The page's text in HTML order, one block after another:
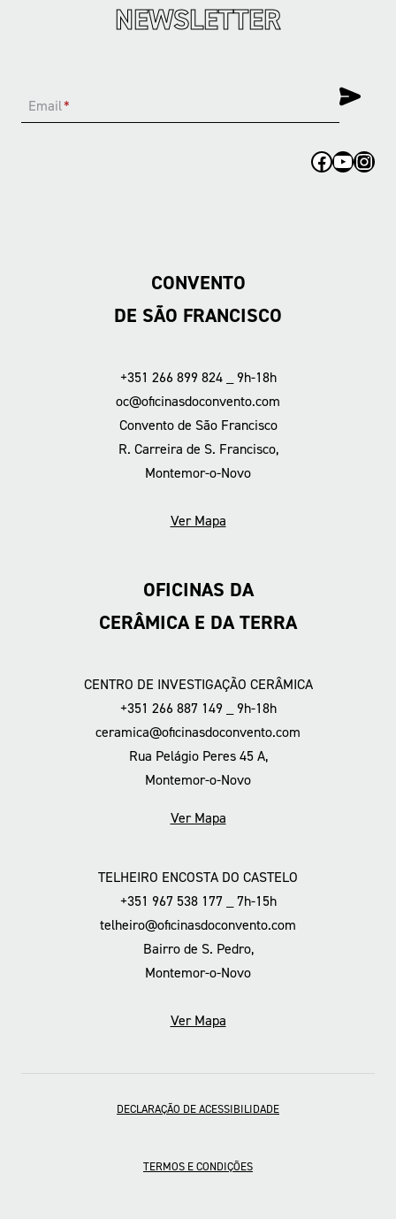
NEWSLETTER
Email*
Facebook
CONVENTO
DE SÃO FRANCISCO
+351 266 899 824 _ 9h-18h
oc@oficinasdoconvento.com
Convento de São Francisco
R. Carreira de S. Francisco,
Montemor-o-Novo
Ver Mapa
OFICINAS DA
CERÂMICA E DA TERRA
CENTRO DE INVESTIGAÇÃO CERÂMICA
+351 266 887 149 _ 9h-18h
ceramica@oficinasdoconvento.com
Rua Pelágio Peres 45 A,
Montemor-o-Novo
Ver Mapa
TELHEIRO ENCOSTA DO CASTELO
+351 967 538 177 _ 7h-15h
telheiro@oficinasdoconvento.com
Bairro de S. Pedro,
Montemor-o-Novo
Ver Mapa
DECLARAÇÃO DE ACESSIBILIDADE
TERMOS E CONDIÇÕES